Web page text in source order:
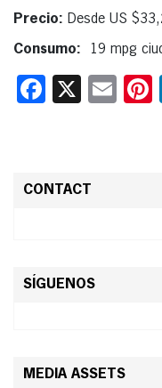
Precio: Desde US
Consumo: 19 mpg
Facebook
X
CONTACT
SÍGUENOS
MEDIA ASSETS